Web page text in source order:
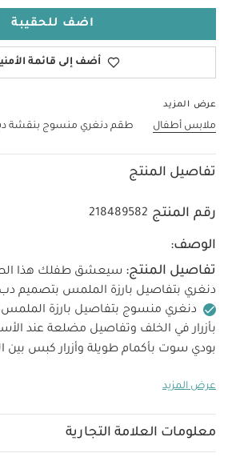
اضف للحقيبة
أضف إلى قائمة
عرض المزيد
ملابس أطفال طقم دنغري منسوج بنقشة دب
تفاصيل المنتج
رقم المنتج 218489582
الوصف:
تفاصيل المنتج: سيعشق طفلك هذا
دنغري بتفاصيل بارزة الملمس بتصميم
دنغري منسوج بتفاصيل بارزة
بأزرار في الخلف وتفاصيل مضلعة عند
بودي سوت بأكمام طويلة وأزرار كبس بين
نايلون، 12% صوف، 11% قطن
تجفيف بالمجفف على درجة منخفضة
عرض المزيد
معلومات العلامة التجارية